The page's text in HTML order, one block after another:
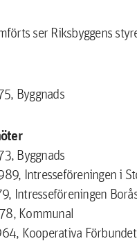
ser Riksbyggens
Byggnads
Byggnads
Intresseföreningen i
Intresseföreningen
Kommunal
Kooperativa